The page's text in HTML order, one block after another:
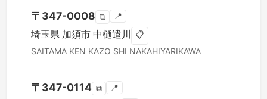
〒 347-0008 ⧉ 📍
埼玉県 加須市 中樋遣川 📋
SAITAMA KEN KAZO SHI NAKAHIYARIKAWA
〒 347-0114 ⧉ 📍